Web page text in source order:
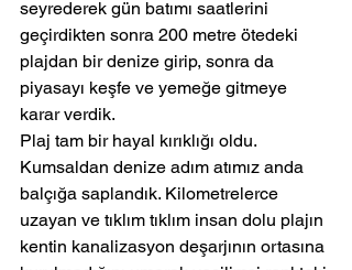
seyrederek gün batımı saatlerini
geçirdikten sonra 200 metre ötedeki
plajdan bir denize girip, sonra da
piyasayı keşfe ve yemeğe gitmeye
karar verdik.
Plaj tam bir hayal kırıklığı oldu.
Kumsaldan denize adım atımız anda
balçığa saplandık. Kilometrelerce
uzayan ve tıklım tıklım insan dolu plajın
kentin kanalizasyon deşarjının ortasına